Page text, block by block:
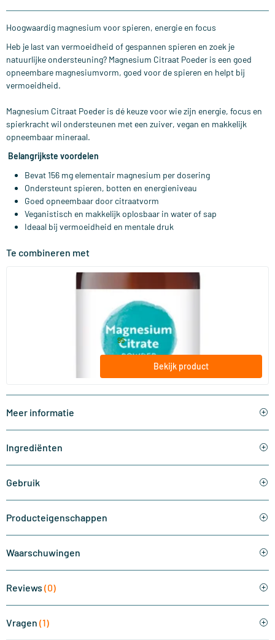
Hoogwaardig magnesium voor spieren, energie en focus
Heb je last van vermoeidheid of gespannen spieren en zoek je
natuurlijke ondersteuning? Magnesium Citraat Poeder is een goed
opneembare magnesiumvorm, goed voor de spieren en helpt bij
vermoeidheid.
Magnesium Citraat Poeder is dé keuze voor wie zijn energie, focus en
spierkracht wil ondersteunen met een zuiver, vegan en makkelijk
opneembaar mineraal.
Belangrijkste voordelen
Bevat 156 mg elementair magnesium per dosering
Ondersteunt spieren, botten en energieniveau
Goed opneembaar door citraatvorm
Veganistisch en makkelijk oplosbaar in water of sap
Ideaal bij vermoeidheid en mentale druk
Te combineren met
Magnesium Citrate
150 gram
Viridian
24.95
Bekijk product
Meer informatie
Ingrediënten
Gebruik
Producteigenschappen
Waarschuwingen
Reviews (0)
Vragen (1)